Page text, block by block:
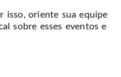
isso, oriente sua equipe
sobre esses eventos e